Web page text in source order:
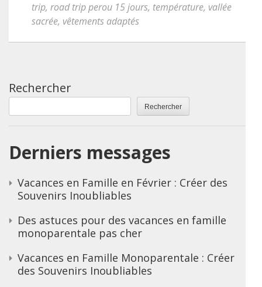
trip, road trip perou 15 jours, température, vallée
sacrée, vêtements adaptés
Rechercher
Rechercher
Derniers messages
Vacances en Famille en Février : Créer des
Souvenirs Inoubliables
Des astuces pour des vacances en famille
monoparentale pas cher
Vacances en Famille Monoparentale : Créer
des Souvenirs Inoubliables